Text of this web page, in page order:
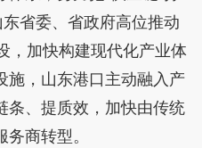
省委、省政府高位推动
，加快构建现代化产业体
施，山东港口主动融入产
条、提质效，加快由传统
商转型。